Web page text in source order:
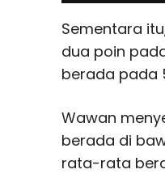
Sementara
dua poin
berada pada
Wawan
berada di
rata-rata